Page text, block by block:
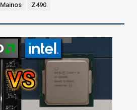
Mainos Z490